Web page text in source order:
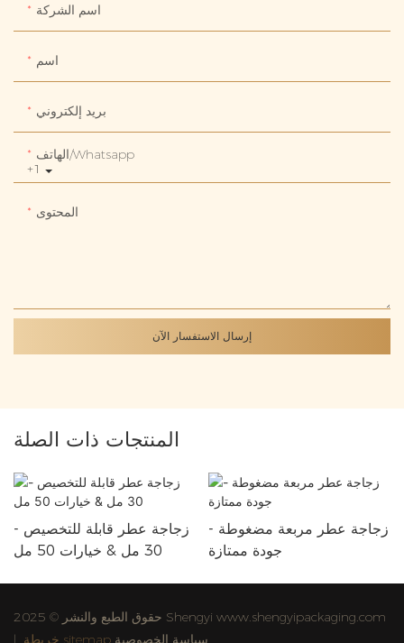
اسم الشركة
اسم
بريد إلكتروني
+1
الهاتف/whatsapp
المحتوى
إرسال الاستفسار الآن
المنتجات ذات الصلة
زجاجة عطر قابلة للتخصيص -
30 مل & خيارات 50 مل
زجاجة عطر مربعة مضغوطة -
جودة ممتازة
حقوق الطبع والنشر © 2025 Shengyi www.shengyipackaging.com
|
خريطة sitemap سياسة الخصوصية